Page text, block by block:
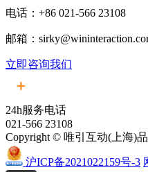
电话：+86 021-566 23108
邮箱：
立即咨询我们
24h服务电话
021-566 23108
Copyright © 唯引互动(上海)
沪ICP备2021022159号-3